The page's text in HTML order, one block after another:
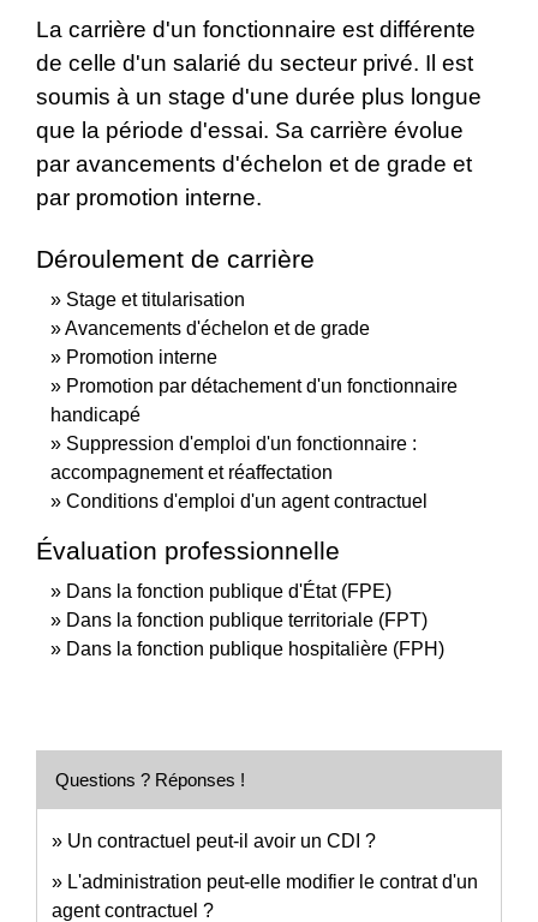
La carrière d'un fonctionnaire est différente
de celle d'un salarié du secteur privé. Il est
soumis à un stage d'une durée plus longue
que la période d'essai. Sa carrière évolue
par avancements d'échelon et de grade et
par promotion interne.
Déroulement de carrière
Stage et titularisation
Avancements d'échelon et de grade
Promotion interne
Promotion par détachement d'un fonctionnaire
handicapé
Suppression d'emploi d'un fonctionnaire :
accompagnement et réaffectation
Conditions d'emploi d'un agent contractuel
Évaluation professionnelle
Dans la fonction publique d'État (FPE)
Dans la fonction publique territoriale (FPT)
Dans la fonction publique hospitalière (FPH)
Questions ? Réponses !
Un contractuel peut-il avoir un CDI ?
L'administration peut-elle modifier le contrat d'un
agent contractuel ?